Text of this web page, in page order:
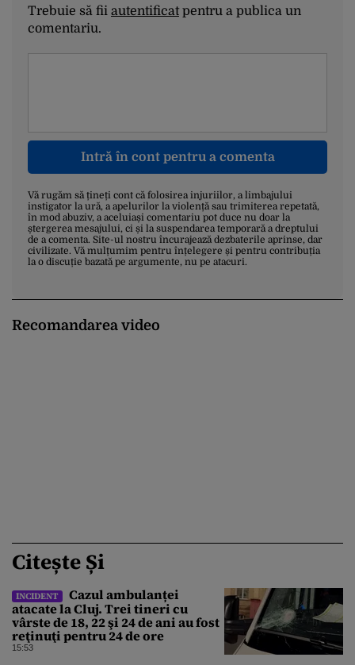
Trebuie să fii autentificatpentru a publica un
comentariu.
Intră în cont pentru a comenta
Vă rugăm să țineți cont că folosirea injuriilor, a limbajului
instigator la ură, a apelurilor la violență sau trimiterea repetată,
în mod abuziv, a aceluiași comentariu pot duce nu doar la
ștergerea mesajului, ci și la suspendarea temporară a dreptului
de a comenta. Site-ul nostru încurajează dezbaterile aprinse, dar
civilizate. Vă mulțumim pentru înțelegere și pentru contribuția
la o discuție bazată pe argumente, nu pe atacuri.
Recomandarea video
Citește Și
INCIDENT
Cazul ambulanței
atacate la Cluj. Trei tineri cu
vârste de 18, 22 şi 24 de ani au fost
reţinuţi pentru 24 de ore
15:53